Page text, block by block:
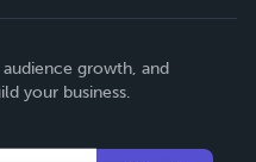
growth, and
your business.